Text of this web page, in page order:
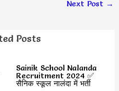
Next Post →
Posts
Sainik School Nalanda
Recruitment 2024 ✅
सैनिक स्कूल नालंदा में भर्ती